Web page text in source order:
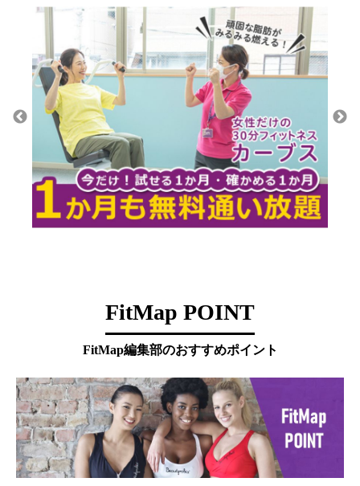
FitMap POINT
FitMap編集部のおすすめポイント